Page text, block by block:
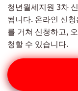
청년월세지원 3차
됩니다. 온라인 신
를 거쳐 신청하고,
청할 수 있습니다.